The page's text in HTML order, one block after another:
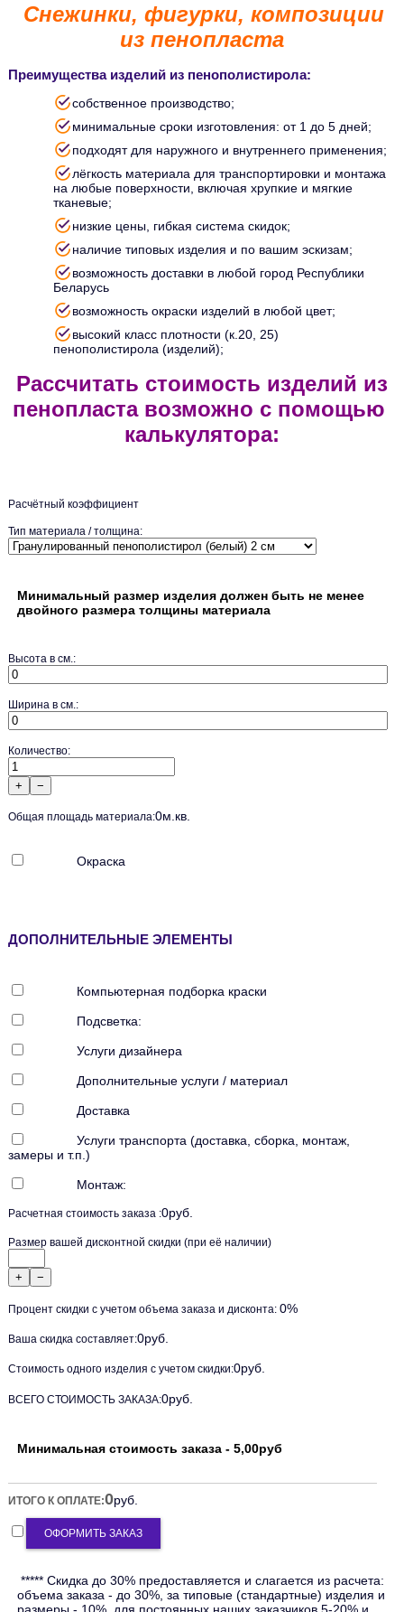
Снежинки, фигурки, композиции
из пенопласта
Преимущества изделий из пенополистирола:
собственное производство;
минимальные сроки изготовления: от 1 до 5 дней;
подходят для наружного и внутреннего применения;
лёгкость материала для транспортировки и монтажа
на любые поверхности, включая хрупкие и мягкие
тканевые;
низкие цены, гибкая система скидок;
наличие типовых изделия и по вашим эскизам;
возможность доставки в любой город Республики
Беларусь
возможность окраски изделий в любой цвет;
высокий класс плотности (к.20, 25)
пенополистирола (изделий);
Расcчитать стоимость изделий из
пенопласта возможно с помощью
калькулятора:
Расчётный коэффициент
Тип материала / толщина:
Минимальный размер изделия должен быть не менее
двойного размера толщины материала
Высота в см.:
Ширина в см.:
Количество:
+ −
Общая площадь материала:0м.кв.
Окраска
ДОПОЛНИТЕЛЬНЫЕ ЭЛЕМЕНТЫ
Компьютерная подборка краски
Подсветка:
Услуги дизайнера
Дополнительные услуги / материал
Доставка
Услуги транспорта (доставка, сборка, монтаж,
замеры и т.п.)
Монтаж:
Расчетная стоимость заказа :0руб.
Размер вашей дисконтной скидки (при её наличии)
+ −
Процент скидки с учетом объема заказа и дисконта: 0%
Ваша скидка составляет:0руб.
Стоимость одного изделия c учетом скидки:0руб.
ВСЕГО СТОИМОСТЬ ЗАКАЗА:0руб.
Минимальная стоимость заказа - 5,00руб
ИТОГО К ОПЛАТЕ:0руб.
ОФОРМИТЬ ЗАКАЗ
***** Скидка до 30% предоставляется и слагается из расчета:
объема заказа - до 30%, за типовые (стандартные) изделия и